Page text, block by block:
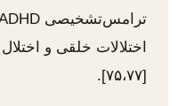
اختلالات خلقی و
[۷۵،۷۷].